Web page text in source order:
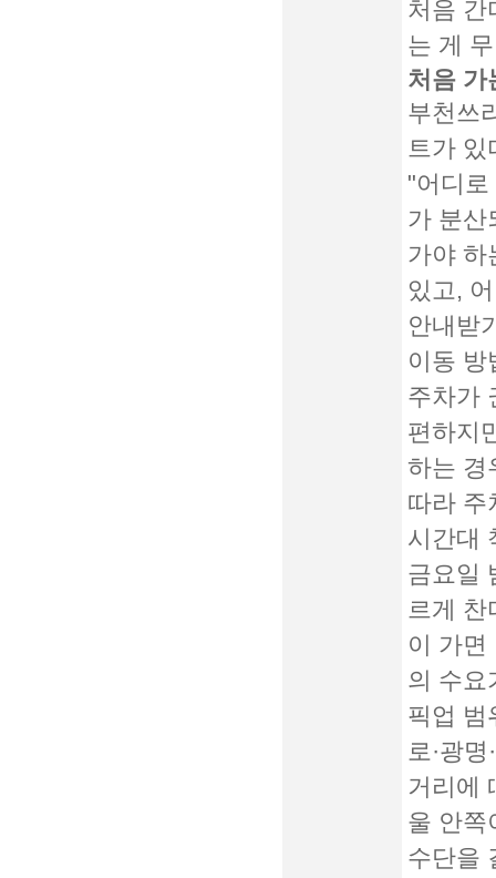
처음 간
는 게
처음 가
부천쓰
트가 있
"어디
가 분산
가야 하
있고,
안내받
이동 방
주차가
편하지
하는 경
따라 주
시간대
금요일
르게 찬
이 가면
의 수요
픽업 범
로·광
거리에
울 안쪽
수단을